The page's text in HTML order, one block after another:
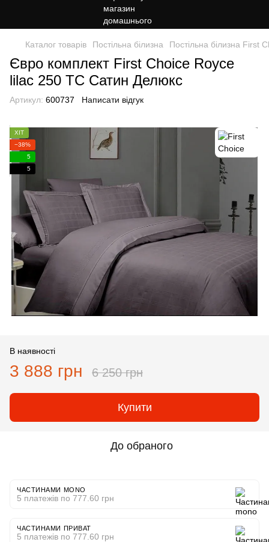
Каталог товарів Постільна білизна Постільна білизна First
Євро комплект First Choice Royce
lilac 250 ТС Сатин Делюкс
Артикул: 600737 Написати відгук
ХІТ
−38%
5
5
В наявності
3 888 грн 6 250 грн
Купити
До обраного
ЧАСТИНАМИ MONO
5 платежів по 777.60 грн
ЧАСТИНАМИ ПРИВАТ
5 платежів по 777.60 грн